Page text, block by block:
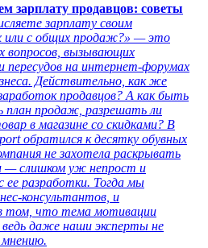
зарплату продавцов: советы
зарплату своим
или с общих продаж?» — это
вопросов, вызывающих
пересудов на интернет-форумах
Действительно, как же
продавцов? А как быть
план продаж, разрешать ли
в магазине со скидками? В
обратился к десятку обувных
не захотела раскрывать
— слишком уж непрост и
ее разработки. Тогда мы
консультантов, и
в том, что тема мотивации
даже наши эксперты не
мнению.